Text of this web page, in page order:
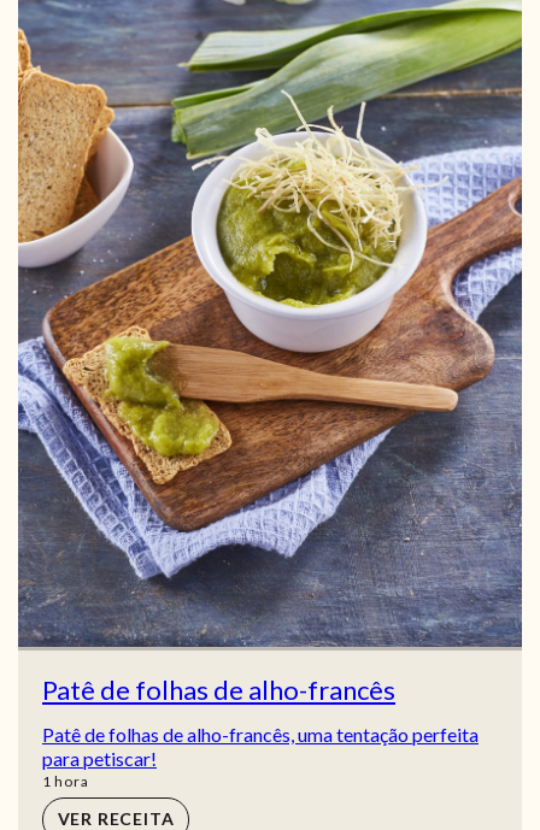
Patê de folhas de alho-francês
Patê de folhas de alho-francês, uma tentação perfeita
para petiscar!
1 hora
hora
VER RECEITA